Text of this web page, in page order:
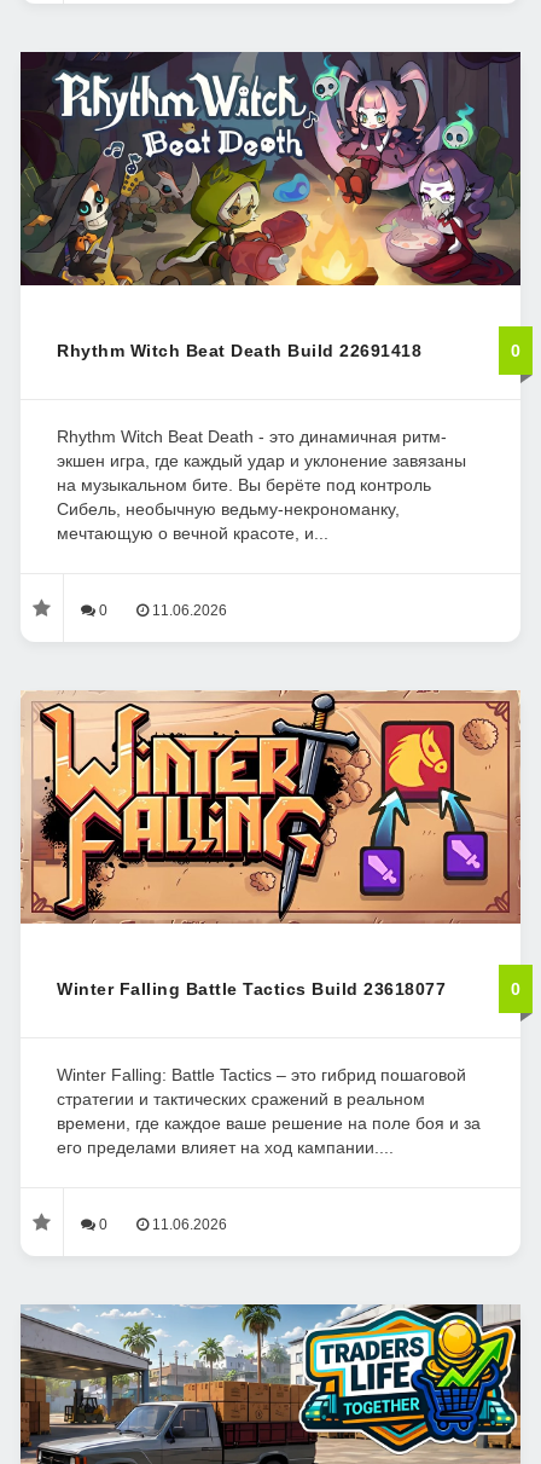
Rhythm Witch Beat Death Build 22691418 0
Rhythm Witch Beat Death - это динамичная ритм-
экшен игра, где каждый удар и уклонение завязаны
на музыкальном бите. Вы берёте под контроль
Сибель, необычную ведьму-некрономанку,
мечтающую о вечной красоте, и...
0 11.06.2026
Winter Falling Battle Tactics Build 23618077 0
Winter Falling: Battle Tactics – это гибрид пошаговой
стратегии и тактических сражений в реальном
времени, где каждое ваше решение на поле боя и за
его пределами влияет на ход кампании....
0 11.06.2026